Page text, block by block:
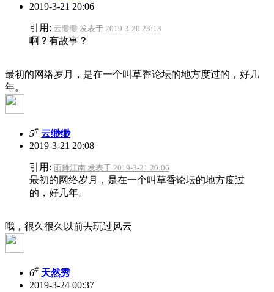
2019-3-21 20:06
引用: 云缈缈 发表于 2019-3-20 23:13
啊？有故事？
最初的网络岁月，是在一个叫草香论坛的地方度过的，好几
年。
5# 云缈缈
2019-3-21 20:08
引用: 雨舞江南 发表于 2019-3-21 20:06
最初的网络岁月，是在一个叫草香论坛的地方度过
的，好几年。
哦，很久很久以前去玩过风云
6# 天然秀
2019-3-24 00:37